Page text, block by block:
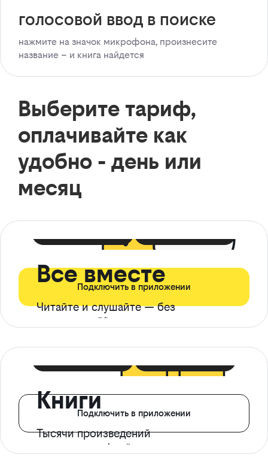
голосовой ввод в поиске
нажмите на значок микрофона, произнесите
название – и книга найдется
Выберите тариф,
оплачивайте как
удобно - день или
месяц
Все вместе
Читайте и слушайте — без
ограничений*
Подключить в приложении
Книги
Тысячи произведений
с доступом офлайн
Подключить в приложении